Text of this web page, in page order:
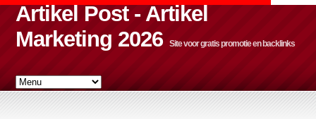
Artikel Post - Artikel
Marketing 2026
Site voor gratis promotie en backlinks